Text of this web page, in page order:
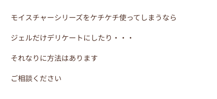
モイスチャーシリーズをケチケチ使ってしまうなら
ジェルだけデリケートにしたり・・・
それなりに方法はあります
ご相談ください